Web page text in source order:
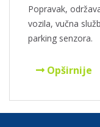
Popravak,
vozila, vučna
parking senzora.
Opširnije